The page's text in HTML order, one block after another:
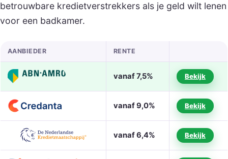
betrouwbare kredietverstrekkers als je geld wilt lenen
voor een badkamer.
AANBIEDER RENTE
vanaf 7,5% Bekijk
vanaf 9,0% Bekijk
vanaf 6,4% Bekijk